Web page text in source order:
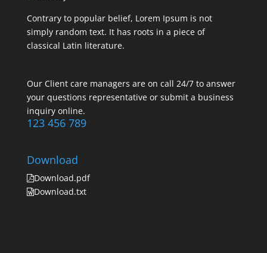
Contrary to popular belief, Lorem Ipsum is not
simply random text. It has roots in a piece of
classical Latin literature.
Our Client care managers are on call 24/7 to answer
your questions representative or submit a business
inquiry online.
123 456 789
Download
Download.pdf
Download.txt